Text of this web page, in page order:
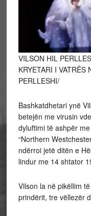
VILSON HIL
KRYETARI I VATRËS
PERLLESHI/
Bashkatdhetari ynë
betejën me virusin
dyluftimi të ashpër
“Northern
ndërroi jetë ditën e
lindur me 14 shtator
Vilson la në pikëllim
prindërit, tre vëllezër